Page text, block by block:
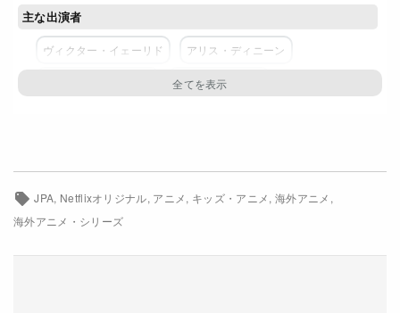
主な出演者
ヴィクター・イェーリド アリス・ディニーン
ドナ・キンボール
JPA Netflixオリジナル アニメ キッズ・アニメ 海外アニメ
海外アニメ・シリーズ